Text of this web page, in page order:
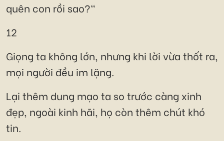
quên con rồi sao?"
12
Giọng ta không lớn, nhưng khi lời vừa thốt ra,
mọi người đều im lặng.
Lại thêm dung mạo ta so trước càng xinh
đẹp, ngoài kinh hãi, họ còn thêm chút khó
tin.